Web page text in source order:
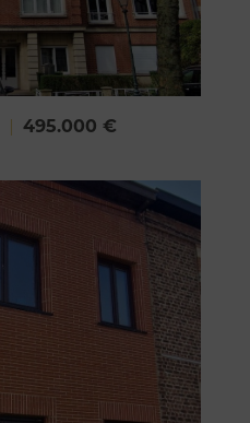
495.000 €